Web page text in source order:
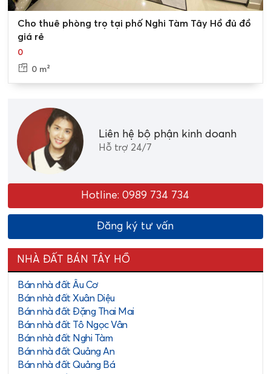
Giá cho thuê nhà đất Nghi Tàm, Tây Hồ
Thị trường cho thuê nhà đất Nghi Tàm, Tây Hồ luôn sôi
động, với nhu cầu cao từ người dân và các doanh nghiệp.
gian, do vị trí đắc địa, gần Hồ Tây và có nhiều tiện ích.
Để được tư vấn thêm thông tin chi tiết về
đất Tây Hồ, mời bạn liên hệ đến văn phòng BĐS Tân
Long:
Hotline 0989.734.734
Email: hotline@bdstanlong.com.
Website:bietthuhotay.com
Xem thêm:
Cho thuê nhà đất Quảng An
Cho thuê nhà đất Phú Thượng
Cho thuê phòng trọ tại phố Nghi Tàm Tây Hồ đủ đồ
giá rẻ
0
0 m²
Liên hệ bộ phận kinh doanh
Hỗ trợ 24/7
Hotline: 0989 734 734
Đăng ký tư vấn
NHÀ ĐẤT BÁN TÂY HỒ
Bán nhà đất Âu Cơ
Bán nhà đất Xuân Diệu
Bán nhà đất Đặng Thai Mai
Bán nhà đất Tô Ngọc Vân
Bán nhà đất Nghi Tàm
Bán nhà đất Quảng An
Bán nhà đất Quảng Bá